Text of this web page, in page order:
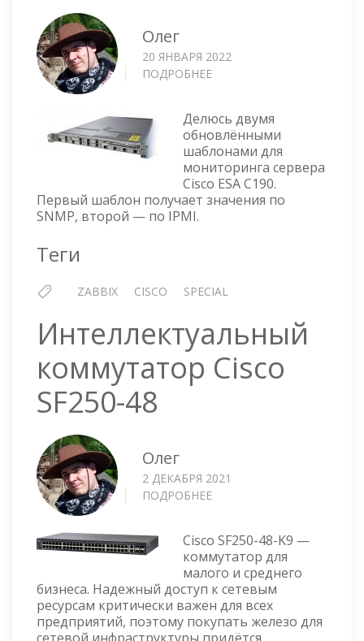
Олег
20 ЯНВАРЯ 2022
ПОДРОБНЕЕ
ШАБЛОНЫ
ДЛЯ
МОНИТОРИНГА
CISCO
ESA
C190
Делюсь двумя
обновлёнными
шаблонами для
мониторинга сервера
Cisco ESA C190.
Первый шаблон получает значения по
SNMP, второй — по IPMI.
Теги
ZABBIX CISCO SPECIAL
Интеллектуальный
коммутатор Cisco
SF250-48
Олег
2 ДЕКАБРЯ 2021
ПОДРОБНЕЕ
CISCO
SF250-
48
Cisco SF250-48-K9 —
коммутатор для
малого и среднего
бизнеса. Надежный доступ к сетевым
ресурсам критически важен для всех
предприятий, поэтому покупать железо для